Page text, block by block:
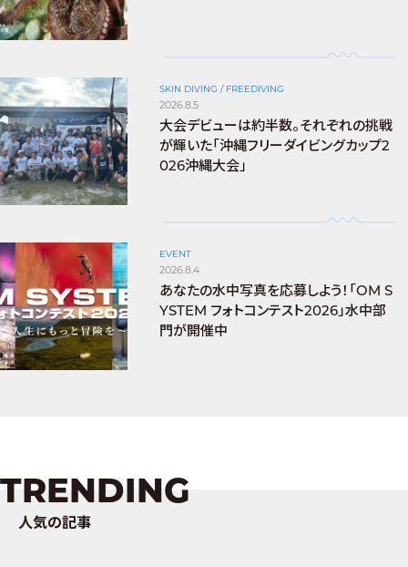
SKIN DIVING / FREEDIVING
2026.8.5
大会デビューは約半数。それぞれの挑戦
が輝いた「沖縄フリーダイビングカップ2
026沖縄大会」
EVENT
2026.8.4
あなたの水中写真を応募しよう！「OM S
YSTEM フォトコンテスト2026」水中部
門が開催中
TRENDING
人気の記事